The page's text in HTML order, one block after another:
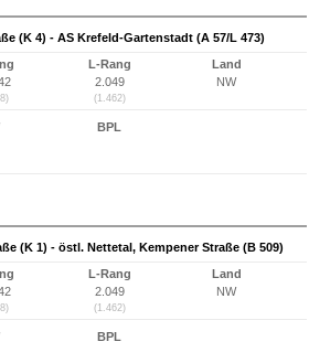
(K 4) - AS Krefeld-Gartenstadt (A 57/L 473)
L-Rang
2.049
(1.462)
Land
NW
BPL
(K 1) - östl. Nettetal, Kempener Straße (B 509)
L-Rang
2.049
(1.462)
Land
NW
BPL